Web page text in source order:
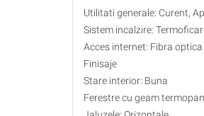
Utilitati generale: Curent,
Sistem incalzire:
Acces internet: Fibra optica
Finisaje
Stare interior: Buna
Ferestre cu geam